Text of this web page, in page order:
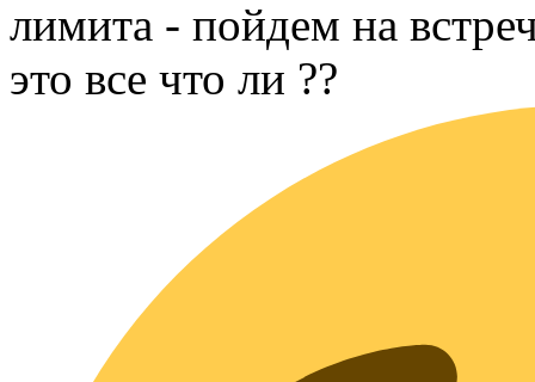
лимита - пойдем на
это все что ли ??